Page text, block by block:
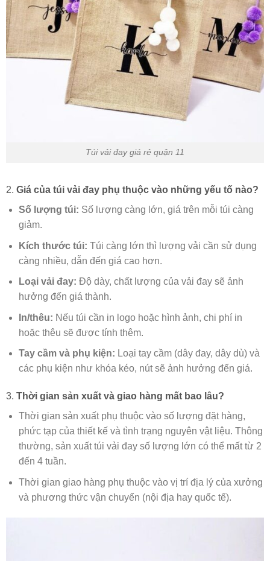
Túi vải đay giá rẻ quận 11
2. Giá của túi vải đay phụ thuộc vào những yếu tố nào?
Số lượng túi: Số lượng càng lớn, giá trên mỗi túi càng
giảm.
Kích thước túi: Túi càng lớn thì lượng vải cần sử dụng
càng nhiều, dẫn đến giá cao hơn.
Loại vải đay: Độ dày, chất lượng của vải đay sẽ ảnh
hưởng đến giá thành.
In/thêu: Nếu túi cần in logo hoặc hình ảnh, chi phí in
hoặc thêu sẽ được tính thêm.
Tay cầm và phụ kiện: Loại tay cầm (dây đay, dây dù) và
các phụ kiện như khóa kéo, nút sẽ ảnh hưởng đến giá.
3. Thời gian sản xuất và giao hàng mất bao lâu?
Thời gian sản xuất phụ thuộc vào số lượng đặt hàng,
phức tạp của thiết kế và tình trạng nguyên vật liệu. Thông
thường, sản xuất túi vải đay số lượng lớn có thể mất từ 2
đến 4 tuần.
Thời gian giao hàng phụ thuộc vào vị trí địa lý của xưởng
và phương thức vận chuyển (nội địa hay quốc tế).